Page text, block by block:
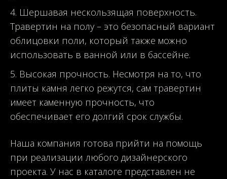
Шершавая нескользящая поверхность.
Травертин на полу – это безопасный вариант
облицовки поли, который также можно
использовать в ванной или в бассейне.
Высокая прочность. Несмотря на то, что
плиты камня легко режутся, сам травертин
имеет каменную прочность, что
обеспечивает его долгий срок службы.
Наша компания готова прийти на помощь
при реализации любого дизайнерского
проекта. У нас в каталоге представлен не